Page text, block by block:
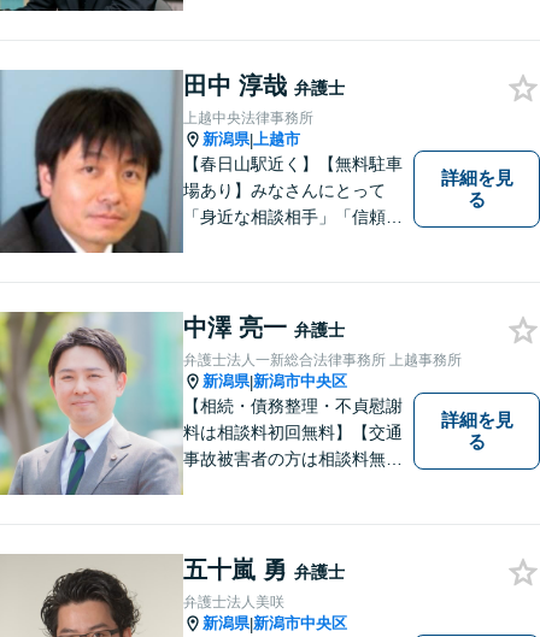
続・債務整理・不貞慰謝料は
相談料初回無料】
田中 淳哉 弁護士
上越中央法律事務所
新潟県|上越市
【春日山駅近く】【無料駐車
場あり】みなさんにとって
「身近な相談相手」「信頼で
人お一人の不安や悩みをしっ
かり受け止め、丁寧な対応を
心がけます。お気軽にご相談
ください。
詳細を見
る
中澤 亮一 弁護士
弁護士法人一新総合法律事務所 上越事務所
新潟県|新潟市中央区
【相続・債務整理・不貞慰謝
料は相談料初回無料】【交通
事故被害者の方は相談料無料
思っています。
詳細を見
る
五十嵐 勇 弁護士
弁護士法人美咲
新潟県|新潟市中央区